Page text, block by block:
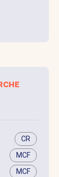
CR
MCF
MCF